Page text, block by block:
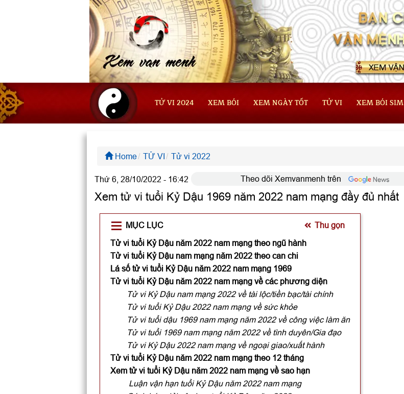
TỬ VI 2024 XEM BÓI XEM NGÀY TỐT TỬ VI XEM BÓI SIM
Home TỬ VI Tử vi 2022
Thứ 6, 28/10/2022 - 16:42 Theo dõi Xemvanmenh trên
Xem tử vi tuổi Kỷ Dậu 1969 năm 2022 nam mạng đầy đủ nhất
MỤC LỤC
Thu gọn
Tử vi tuổi Kỷ Dậu năm 2022 nam mạng theo ngũ hành
Tử vi tuổi Kỷ Dậu nam mạng năm 2022 theo can chi
Lá số tử vi tuổi Kỷ Dậu năm 2022 nam mạng 1969
Tử vi tuổi Kỷ Dậu năm 2022 nam mạng về các phương diện
Tử vi Kỷ Dậu nam mạng 2022 về tài lộc/tiền bạc/tài chính
Tử vi tuổi Kỷ Dậu 2022 nam mạng về sức khỏe
Tử vi tuổi dậu 1969 nam mạng năm 2022 về công việc làm ăn
Tử vi tuổi 1969 nam mạng năm 2022 về tình duyên/Gia đạo
Tử vi Kỷ Dậu 2022 nam mạng về ngoại giao/xuất hành
Tử vi tuổi Kỷ Dậu năm 2022 nam mạng theo 12 tháng
Xem tử vi tuổi Kỷ Dậu năm 2022 nam mạng về sao hạn
Luận vận hạn tuổi Kỷ Dậu năm 2022 nam mạng